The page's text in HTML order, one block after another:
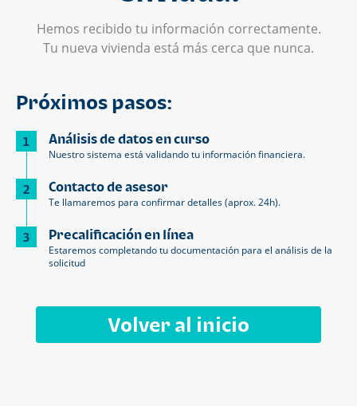
Hemos recibido tu información correctamente.
Tu nueva vivienda está más cerca que nunca.
Próximos pasos:
1 Análisis de datos en curso
Nuestro sistema está validando tu información financiera.
2 Contacto de asesor
Te llamaremos para confirmar detalles (aprox. 24h).
3 Precalificación en línea
Estaremos completando tu documentación para el análisis de la
solicitud
Volver al inicio